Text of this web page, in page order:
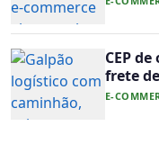
CEP
frete
E-